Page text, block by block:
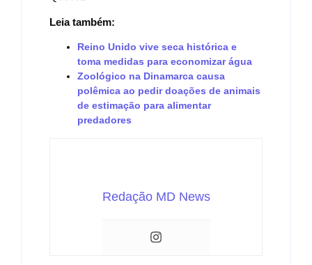
Leia também:
Reino Unido vive seca histórica e
toma medidas para economizar água
Zoológico na Dinamarca causa
polêmica ao pedir doações de animais
de estimação para alimentar
predadores
Redação MD News